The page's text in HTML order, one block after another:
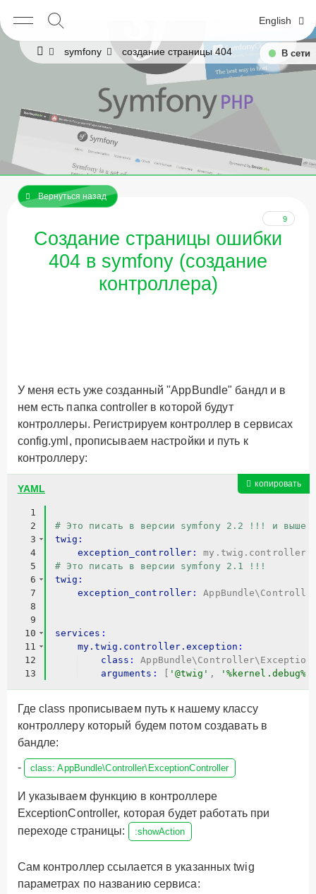
English
symfony создание страницы 404
Вернуться назад
9
Создание страницы ошибки
404 в symfony (создание
контроллера)
У меня есть уже созданный "AppBundle" бандл и в
нем есть папка controller в которой будут
контроллеры. Регистрируем контроллер в сервисах
config.yml , прописываем настройки и путь к
контроллеру:
YAML копировать
1
2
3
4
5
6
7
8
9
10
11
12
13
# Это писать в версии symfony 2.2 !!! и выше
twig :
    exception_controller
:
# Это писать в версии symfony 2.1 !!!
twig :
    exception_controller
:
services :
    my.twig.controller.exception
:
    class
:
    arguments
: '@twig' , '%kernel.debug%'
Где class прописываем путь к нашему классу
контроллеру который будем потом создавать в
бандле:
- class: AppBundle\Controller\ExceptionController
И указываем функцию в контроллере
ExceptionController, которая будет работать при
переходе страницы:
:showAction
Сам контроллер ссылается в указанных twig
параметрах по названию сервиса:
В сети